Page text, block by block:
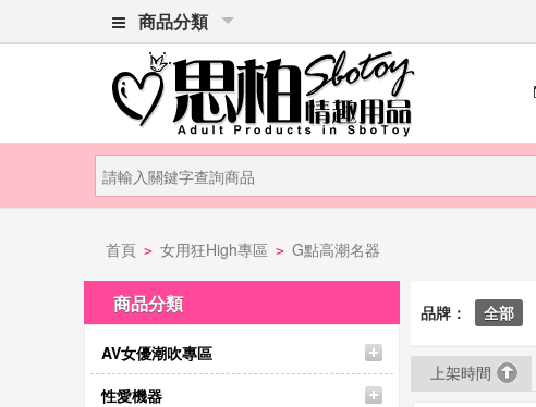
商品分類
首頁 > 女用狂High專區 > G點高潮名器
商品分類
AV女優潮吹專區
性愛機器
品牌： 全部
上架時間